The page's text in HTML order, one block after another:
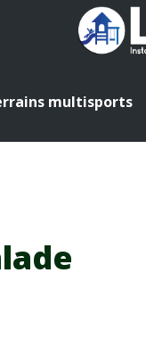
multisports